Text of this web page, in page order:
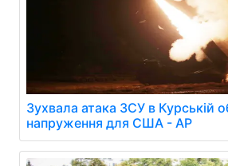
Зухвала атака ЗСУ в Курській
напруження для США - AP